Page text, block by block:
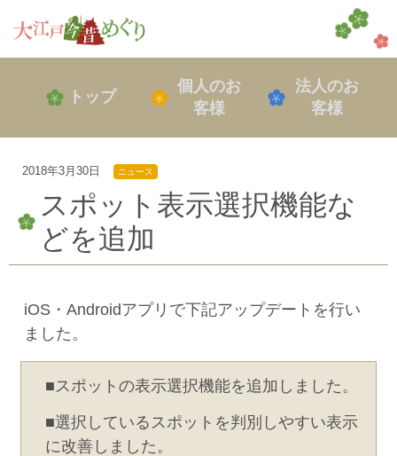
トップ
個人のお
客様
法人のお
客様
2018年3月30日 ニュース
スポット表示選択機能な
どを追加
iOS・Androidアプリで下記アップデートを行い
ました。
■スポットの表示選択機能を追加しました。
■選択しているスポットを判別しやすい表示
に改善しました。